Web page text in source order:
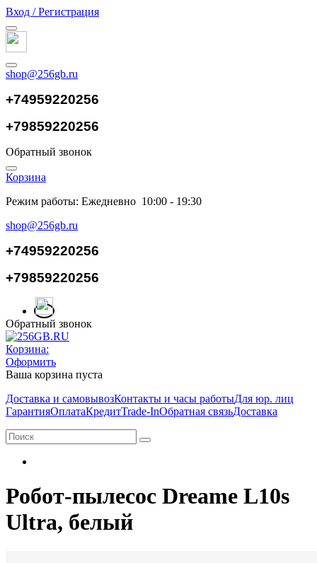
Вход / Регистрация
shop@256gb.ru
+74959220256
+79859220256
Обратный звонок
Корзина
Режим работы: Ежедневно 10:00 - 19:30
shop@256gb.ru
+74959220256
+79859220256
Обратный звонок
Корзина:
Оформить
Ваша корзина пуста
Доставка и самовывозКонтакты и часы работыДля юр. лиц
ГарантияОплатаКредитTrade-InОбратная связьДоставка
Робот-пылесос Dreame L10s
Ultra, белый